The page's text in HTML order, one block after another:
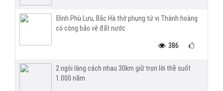
Đình Phù Lưu, Bắc Hà thờ phụng tứ vị Thành hoàng
có công bảo vệ đất nước
386
2 ngôi làng cách nhau 30km giữ trọn lời thề suốt
1.000 năm